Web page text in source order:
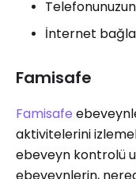
İnternet
Famisafe
Famisafe
aktivitelerini
ebeveyn kontrolü
ebeveynlerin,